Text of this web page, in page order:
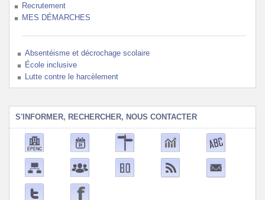
Recrutement
MES DÉMARCHES
Absentéisme et décrochage scolaire
École inclusive
Lutte contre le harcèlement
S'INFORMER, RECHERCHER, NOUS CONTACTER